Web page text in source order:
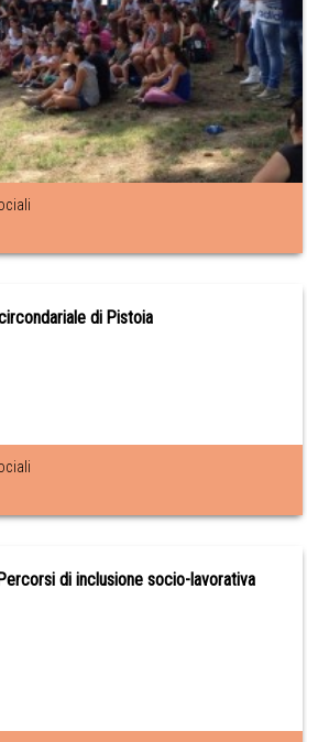
di Pistoia
di inclusione socio-lavorativa